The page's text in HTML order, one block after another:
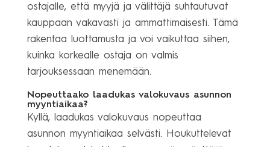
ostajalle, että myyjä ja välittäjä suhtautuvat
kauppaan vakavasti ja ammattimaisesti. Tämä
rakentaa luottamusta ja voi vaikuttaa siihen,
kuinka korkealle ostaja on valmis
tarjouksessaan menemään.
Nopeuttaako laadukas valokuvaus asunnon
myyntiaikaa?
Kyllä, laadukas valokuvaus nopeuttaa
asunnon myyntiaikaa selvästi. Houkuttelevat